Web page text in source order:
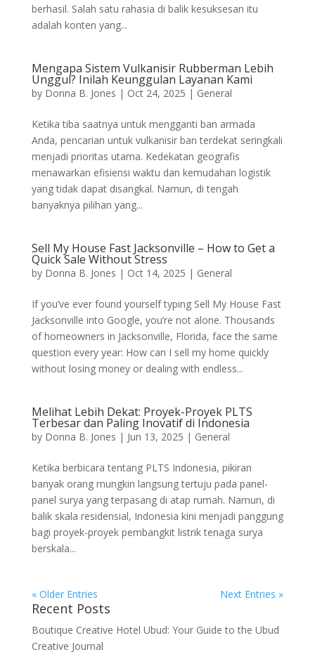
berhasil. Salah satu rahasia di balik kesuksesan itu
adalah konten yang...
Mengapa Sistem Vulkanisir Rubberman Lebih
Unggul? Inilah Keunggulan Layanan Kami
by Donna B. Jones | Oct 24, 2025 | General
Ketika tiba saatnya untuk mengganti ban armada
Anda, pencarian untuk vulkanisir ban terdekat seringkali
menjadi prioritas utama. Kedekatan geografis
menawarkan efisiensi waktu dan kemudahan logistik
yang tidak dapat disangkal. Namun, di tengah
banyaknya pilihan yang...
Sell My House Fast Jacksonville – How to Get a
Quick Sale Without Stress
by Donna B. Jones | Oct 14, 2025 | General
If you’ve ever found yourself typing Sell My House Fast
Jacksonville into Google, you’re not alone. Thousands
of homeowners in Jacksonville, Florida, face the same
question every year: How can I sell my home quickly
without losing money or dealing with endless...
Melihat Lebih Dekat: Proyek-Proyek PLTS
Terbesar dan Paling Inovatif di Indonesia
by Donna B. Jones | Jun 13, 2025 | General
Ketika berbicara tentang PLTS Indonesia, pikiran
banyak orang mungkin langsung tertuju pada panel-
panel surya yang terpasang di atap rumah. Namun, di
balik skala residensial, Indonesia kini menjadi panggung
bagi proyek-proyek pembangkit listrik tenaga surya
berskala...
« Older Entries Next Entries »
Recent Posts
Boutique Creative Hotel Ubud: Your Guide to the Ubud
Creative Journal